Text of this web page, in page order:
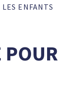
ENFANTS
POUR